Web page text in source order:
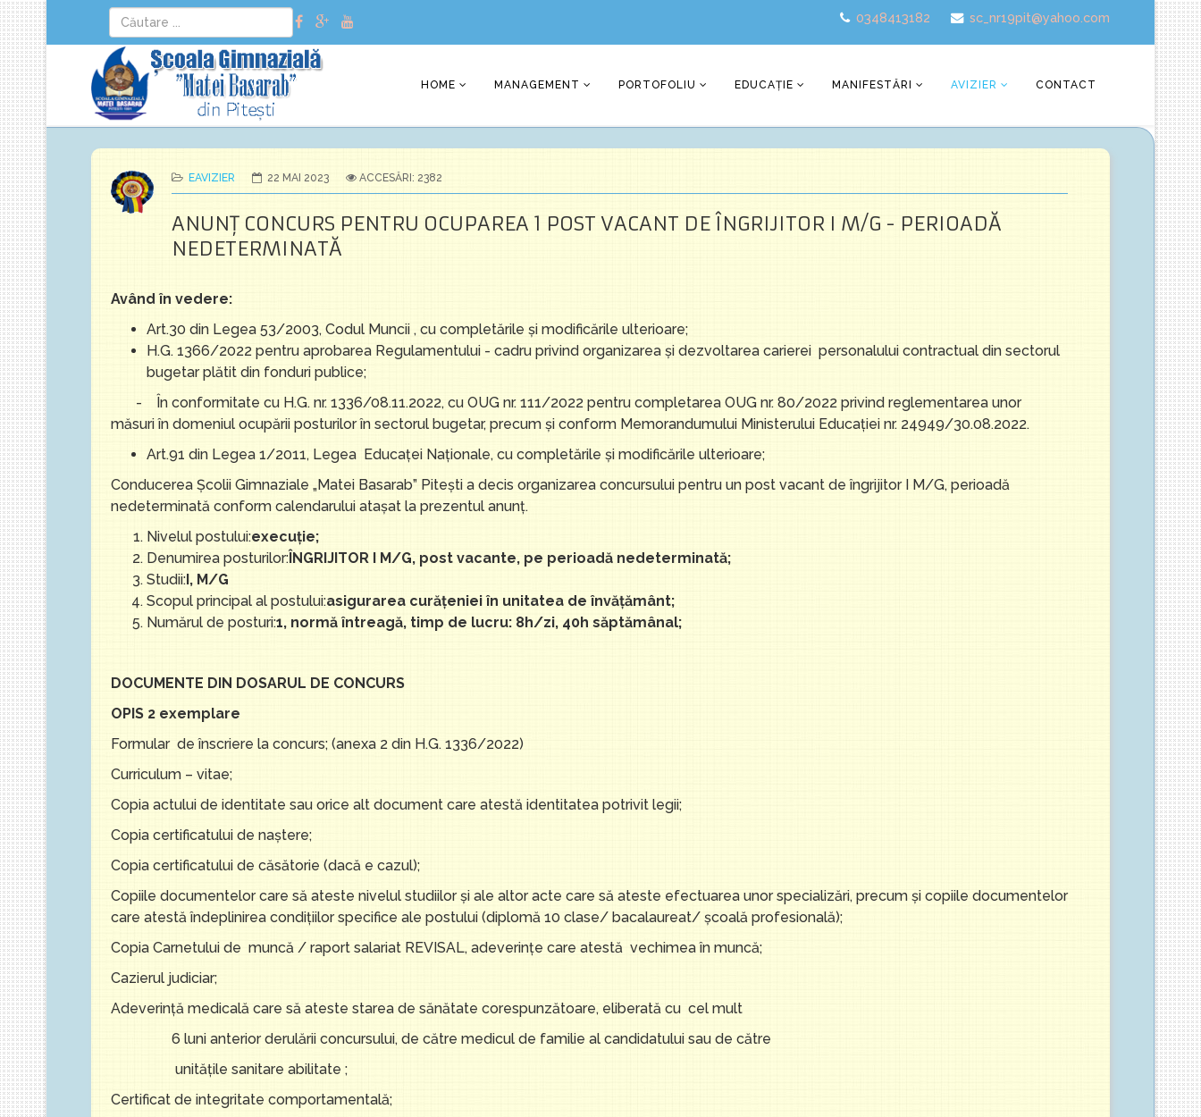
0348413182 sc_nr19pit@yahoo.com
HOME MANAGEMENT PORTOFOLIU EDUCAȚIE MANIFESTĂRI AVIZIER CONTACT
EAVIZIER 22 MAI 2023 ACCESĂRI: 2382
ANUNŢ CONCURS PENTRU OCUPAREA 1 POST VACANT DE ÎNGRIJITOR I M/G - PERIOADĂ
NEDETERMINATĂ
Având în vedere:
Art.30 din Legea 53/2003, Codul Muncii , cu completările şi modificările ulterioare;
H.G. 1366/2022 pentru aprobarea Regulamentului - cadru privind organizarea și dezvoltarea carierei personalului contractual din sectorul
bugetar plătit din fonduri publice;
- În conformitate cu H.G. nr. 1336/08.11.2022, cu OUG nr. 111/2022 pentru completarea OUG nr. 80/2022 privind reglementarea unor
măsuri în domeniul ocupării posturilor în sectorul bugetar, precum și conform Memorandumului Ministerului Educației nr. 24949/30.08.2022.
Art.91 din Legea 1/2011, Legea Educaţei Naţionale, cu completările şi modificările ulterioare;
Conducerea Școlii Gimnaziale „Matei Basarab” Piteşti a decis organizarea concursului pentru un post vacant de îngrijitor I M/G, perioadă
nedeterminată conform calendarului ataşat la prezentul anunţ.
Nivelul postului:execuție;
Denumirea posturilor:ÎNGRIJITOR I M/G, post vacante, pe perioadă nedeterminată;
Studii:I, M/G
Scopul principal al postului:asigurarea curățeniei în unitatea de învățământ;
Numărul de posturi:1, normă întreagă, timp de lucru: 8h/zi, 40h săptămânal;
DOCUMENTE DIN DOSARUL DE CONCURS
OPIS 2 exemplare
Formular de înscriere la concurs; (anexa 2 din H.G. 1336/2022)
Curriculum – vitae;
Copia actului de identitate sau orice alt document care atestă identitatea potrivit legii;
Copia certificatului de naştere;
Copia certificatului de căsătorie (dacă e cazul);
Copiile documentelor care să ateste nivelul studiilor şi ale altor acte care să ateste efectuarea unor specializări, precum şi copiile documentelor
care atestă îndeplinirea condiţiilor specifice ale postului (diplomă 10 clase/ bacalaureat/ școală profesională);
Copia Carnetului de muncă / raport salariat REVISAL, adeverinţe care atestă vechimea în muncă;
Cazierul judiciar;
Adeverinţă medicală care să ateste starea de sănătate corespunzătoare, eliberată cu cel mult
6 luni anterior derulării concursului, de către medicul de familie al candidatului sau de către
unităţile sanitare abilitate ;
Certificat de integritate comportamentală;